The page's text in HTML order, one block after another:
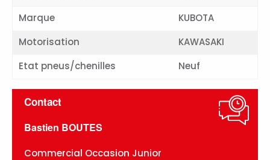
Marque
KUBOTA
Motorisation
KAWASAKI
Etat pneus/chenilles
Neuf
Contact
Bastien BOUTES
Commercial Occasion Junior